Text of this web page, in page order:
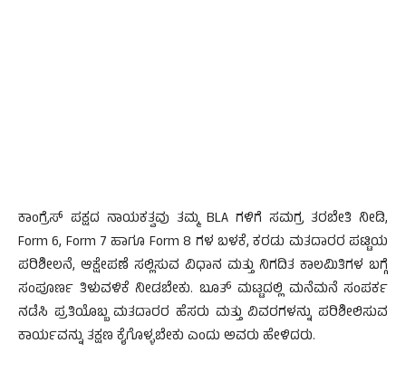
ಕಾಂಗ್ರೆಸ್ ಪಕ್ಷದ ನಾಯಕತ್ವವು ತಮ್ಮ BLA ಗಳಿಗೆ ಸಮಗ್ರ ತರಬೇತಿ ನೀಡಿ,
Form 6, Form 7 ಹಾಗೂ Form 8 ಗಳ ಬಳಕೆ, ಕರಡು ಮತದಾರರ ಪಟ್ಟಿಯ
ಪರಿಶೀಲನೆ, ಆಕ್ಷೇಪಣೆ ಸಲ್ಲಿಸುವ ವಿಧಾನ ಮತ್ತು ನಿಗದಿತ ಕಾಲಮಿತಿಗಳ ಬಗ್ಗೆ
ಸಂಪೂರ್ಣ ತಿಳುವಳಿಕೆ ನೀಡಬೇಕು. ಬೂತ್ ಮಟ್ಟದಲ್ಲಿ ಮನೆಮನೆ ಸಂಪರ್ಕ
ನಡೆಸಿ ಪ್ರತಿಯೊಬ್ಬ ಮತದಾರರ ಹೆಸರು ಮತ್ತು ವಿವರಗಳನ್ನು ಪರಿಶೀಲಿಸುವ
ಕಾರ್ಯವನ್ನು ತಕ್ಷಣ ಕೈಗೊಳ್ಳಬೇಕು ಎಂದು ಅವರು ಹೇಳಿದರು.